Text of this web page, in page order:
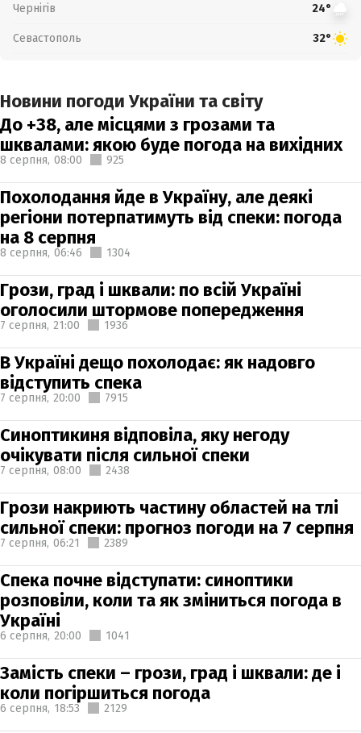
Чернігів 24°
Севастополь 32°
Новини погоди України та світу
До +38, але місцями з грозами та
шквалами: якою буде погода на вихідних
8 серпня, 08:00 925
Похолодання йде в Україну, але деякі
регіони потерпатимуть від спеки: погода
на 8 серпня
8 серпня, 06:46 1304
Грози, град і шквали: по всій Україні
оголосили штормове попередження
7 серпня, 21:00 1936
В Україні дещо похолодає: як надовго
відступить спека
7 серпня, 20:00 7915
Синоптикиня відповіла, яку негоду
очікувати після сильної спеки
7 серпня, 08:00 2438
Грози накриють частину областей на тлі
сильної спеки: прогноз погоди на 7 серпня
7 серпня, 06:21 2389
Спека почне відступати: синоптики
розповіли, коли та як зміниться погода в
Україні
6 серпня, 20:00 1041
Замість спеки – грози, град і шквали: де і
коли погіршиться погода
6 серпня, 18:53 2129